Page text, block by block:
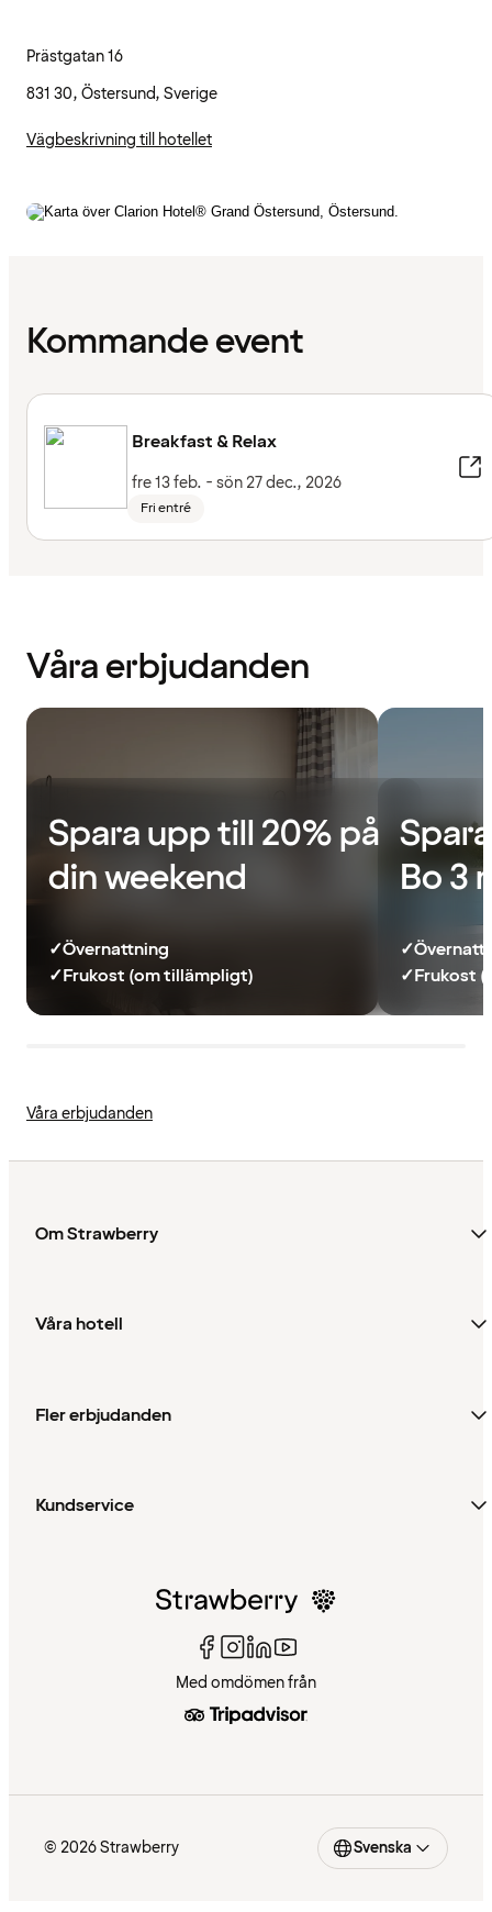
Prästgatan 16
831 30, Östersund, Sverige
Vägbeskrivning till hotellet
Kommande event
Breakfast & Relax
fre 13 feb. - sön 27 dec., 2026
Fri entré
Våra erbjudanden
Spara upp till 20% på
din weekend
✓Övernattning
✓Frukost (om tillämpligt)
Bo 3
✓
✓Frukost
Våra erbjudanden
Om Strawberry
Våra hotell
Fler erbjudanden
Kundservice
Med omdömen från
© 2026 Strawberry Svenska